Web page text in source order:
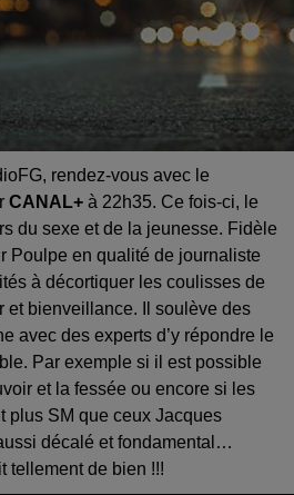
rendez-vous avec le
CANAL+ à 22h35. Ce fois-ci, le
du sexe et de la jeunesse. Fidèle
Poulpe en qualité de journaliste
à décortiquer les coulisses de
et bienveillance. Il soulève des
avec des experts d’y répondre le
Par exemple si il est possible
et la fessée ou encore si les
plus SM que ceux Jacques
décalé et fondamental…
tellement de bien !!!